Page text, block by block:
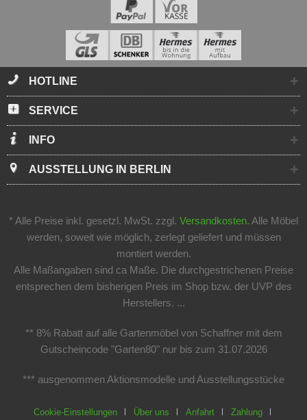
HOTLINE
SERVICE
INFO
AUSSTELLUNG IN BERLIN
* Alle Preise inkl. gesetzl. MwSt. zzgl. Versandkosten. Alle Möbel
werden, soweit wie möglich, zerlegt geliefert und müssen
montiert werden.
Alle Maßangaben sind ca Maße. Die durchgestrichenen Preise
entsprechen dem bisherigen Preis im Shop bzw. der UVP des
Herstellers. ...
** 8% Rabatt auf alle Gartenmöbel von Schaffner mit dem
Gutscheincode "Garten80" nur bis zum 31.07.2026
*** ausgenommen Aktionsmodelle und Ausstellungsstücke
Cookie-Einstellungen Über uns Anfahrt Zahlung